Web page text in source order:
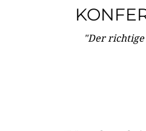
"Der